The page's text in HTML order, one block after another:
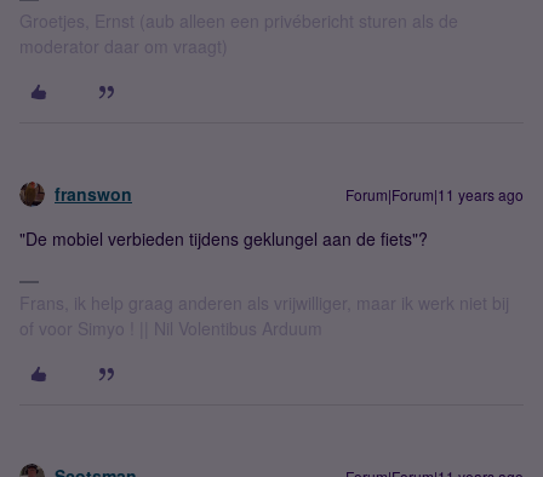
Groetjes, Ernst (aub alleen een privébericht sturen als de
moderator daar om vraagt)
franswon Forum|Forum|11 years ago
"De mobiel verbieden tijdens geklungel aan de fiets"?
Frans, ik help graag anderen als vrijwilliger, maar ik werk niet bij
of voor Simyo ! || Nil Volentibus Arduum